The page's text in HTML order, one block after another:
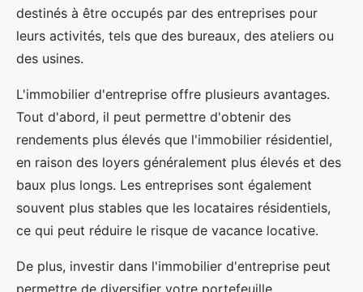
destinés à être occupés par des entreprises pour
leurs activités, tels que des bureaux, des ateliers ou
des usines.
L'immobilier d'entreprise offre plusieurs avantages.
Tout d'abord, il peut permettre d'obtenir des
rendements plus élevés que l'immobilier résidentiel,
en raison des loyers généralement plus élevés et des
baux plus longs. Les entreprises sont également
souvent plus stables que les locataires résidentiels,
ce qui peut réduire le risque de vacance locative.
De plus, investir dans l'immobilier d'entreprise peut